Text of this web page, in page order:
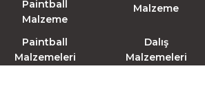
Paintball
Malzemeleri
Dalış
Malzemeleri